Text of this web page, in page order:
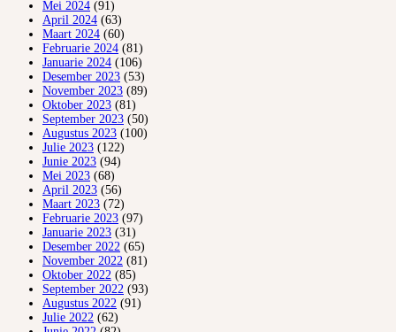
Mei 2024 (91)
April 2024 (63)
Maart 2024 (60)
Februarie 2024 (81)
Januarie 2024 (106)
Desember 2023 (53)
November 2023 (89)
Oktober 2023 (81)
September 2023 (50)
Augustus 2023 (100)
Julie 2023 (122)
Junie 2023 (94)
Mei 2023 (68)
April 2023 (56)
Maart 2023 (72)
Februarie 2023 (97)
Januarie 2023 (31)
Desember 2022 (65)
November 2022 (81)
Oktober 2022 (85)
September 2022 (93)
Augustus 2022 (91)
Julie 2022 (62)